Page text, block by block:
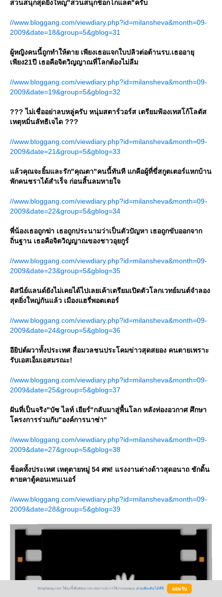
สวนสนุกสุดยิ่งใหญ"สวนสนุกช็อกโกแลต"ครับ
//www.bloggang.com/viewdiary.php?id=milansheva&month=09-
2009&date=18&group=5&gblog=31
ผู้หญิงคนนี้ถูกทำให้ตาย เพียงเธอแจกใบปลิวต่อต้านรบ.เธออายุ
เพียง21ปี เธอคือจิตวิญญาณที่โลกต้องไม่ลืม
//www.bloggang.com/viewdiary.php?id=milansheva&month=09-
2009&date=19&group=5&gblog=32
??? ไม่เชื่ออย่าลบหลู่ครับ หนุ่มสตาร์วอร์ส เตรียมฟ้องเทสโก้โลตัส
เหตุหมิ่นลัทธิเจได ???
//www.bloggang.com/viewdiary.php?id=milansheva&month=09-
2009&date=21&group=5&gblog=33
ล้วคุณจะยิ้มและรัก"คุณตา"คนนี้ทันที แกคือผู้ที่ขี่สกูตเตอร์แหกบ้าน
พักคนชราได้สำเร็จ ก่อนสิ้นลมหายใจ
//www.bloggang.com/viewdiary.php?id=milansheva&month=09-
2009&date=22&group=5&gblog=34
พี่น้องเธอถูกฆ่า เธอถูกประนามว่าเป็นตัวปัญหา เธอถูกขับออกจาก
ถิ่นฐาน เธอคือจิตวิญญาณของชาวอุยกูร์
//www.bloggang.com/viewdiary.php?id=milansheva&month=09-
2009&date=23&group=5&gblog=35
ดิสนีย์แลนด์ยังไม่เคยได้ไปเลยเค้าเตรียมเปิดตัวโลกเวทย์มนต์จำลอง
สุดยิ่งใหญ่กันแล้ว เมืองแฮรี่พอตเตอร์
//www.bloggang.com/viewdiary.php?id=milansheva&month=09-
2009&date=24&group=5&gblog=36
อียิปต์ผวาทั้งประเทศ สื่อมวลชนประโคมข่าวสุดสยอง คนตายเพราะ
รับเอสเอ็มเอสมรณะ!
//www.bloggang.com/viewdiary.php?id=milansheva&month=09-
2009&date=25&group=5&gblog=37
ฝันที่เป็นจริง"บัซ ไลท์ เยียร์"กลับมาสู่พื้นโลก หลังท่องอวกาศ ศึกษา
ครงการร่วมกับ"องค์การนาซ่า"
//www.bloggang.com/viewdiary.php?id=milansheva&month=09-
2009&date=27&group=5&gblog=38
ช็อคทั้งประเทศ เหตุตายหมู่ 54 ศพ! แรงงานต่างด้าวสุดอนาถ ชักดิ้น
ตายคาตู้คอนเทนเนอร์
//www.bloggang.com/viewdiary.php?id=milansheva&month=09-
2009&date=28&group=5&gblog=39
BlogGang.com ใช้คุกกี้เพื่อพัฒนาประสบการณ์การใช้งานของคุณ อ่านเพิ่มเติมได้ที่นี่